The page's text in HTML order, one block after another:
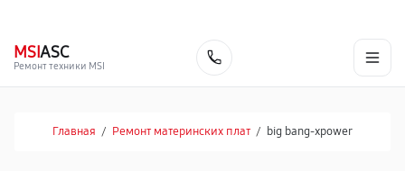
MSIASC
Ремонт техники MSI
Главная / Ремонт материнских плат / big bang-xpower